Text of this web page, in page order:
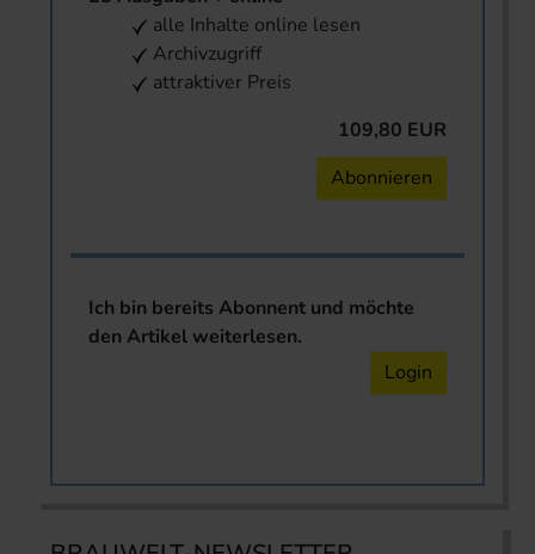
alle Inhalte online lesen
Archivzugriff
attraktiver Preis
109,80 EUR
Abonnieren
Ich bin bereits Abonnent und möchte
den Artikel weiterlesen.
Login